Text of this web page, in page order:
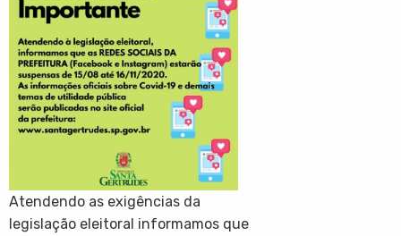
Atendendo as exigências da
legislação eleitoral informamos que